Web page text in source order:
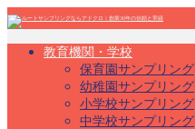
教育機関・学校
保育園サンプリング
幼稚園サンプリング
小学校サンプリング
中学校サンプリング